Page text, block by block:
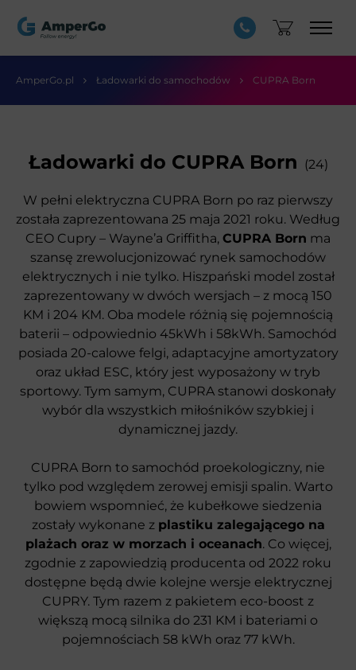
AmperGo.pl Ładowarki do samochodów CUPRA Born
Ładowarki do CUPRA Born (24)
W pełni elektryczna CUPRA Born po raz pierwszy
została zaprezentowana 25 maja 2021 roku. Według
CEO Cupry – Wayne’a Griffitha, CUPRA Born ma
szansę zrewolucjonizować rynek samochodów
elektrycznych i nie tylko. Hiszpański model został
zaprezentowany w dwóch wersjach – z mocą 150
KM i 204 KM. Oba modele różnią się pojemnością
baterii – odpowiednio 45kWh i 58kWh. Samochód
posiada 20-calowe felgi, adaptacyjne amortyzatory
oraz układ ESC, który jest wyposażony w tryb
sportowy. Tym samym, CUPRA stanowi doskonały
wybór dla wszystkich miłośników szybkiej i
dynamicznej jazdy.
CUPRA Born to samochód proekologiczny, nie
tylko pod względem zerowej emisji spalin. Warto
bowiem wspomnieć, że kubełkowe siedzenia
zostały wykonane z plastiku zalegającego na
plażach oraz w morzach i oceanach. Co więcej,
zgodnie z zapowiedzią producenta od 2022 roku
dostępne będą dwie kolejne wersje elektrycznej
CUPRY. Tym razem z pakietem eco-boost z
większą mocą silnika do 231 KM i bateriami o
pojemnościach 58 kWh oraz 77 kWh.